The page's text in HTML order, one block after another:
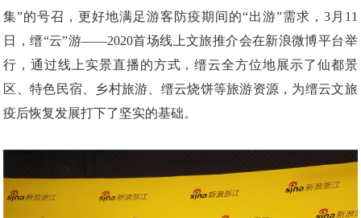
集”的号召，更好地满足游客防疫期间的“出游”需求，3月11
日，缙“云”游——2020首场线上文旅推介会在新浪微博平台举
行，通过线上实景直播的方式，缙云全方位地展示了仙都景
区、特色民宿、乡村旅游、缙云烧饼等旅游资源，为缙云文旅
疫后恢复发展打下了坚实的基础。